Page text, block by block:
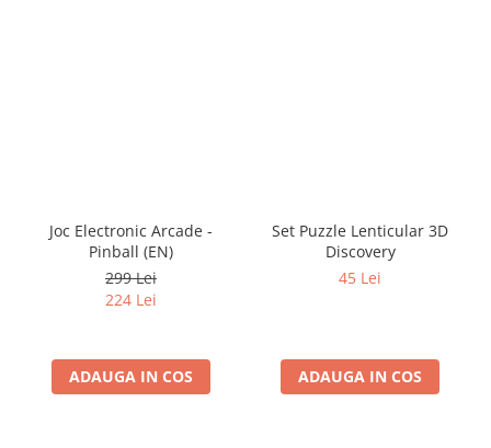
Joc Electronic Arcade -
Pinball (EN)
299 Lei
224 Lei
ADAUGA IN COS
Set Puzzle Lenticular 3D
Discovery
45 Lei
ADAUGA IN COS